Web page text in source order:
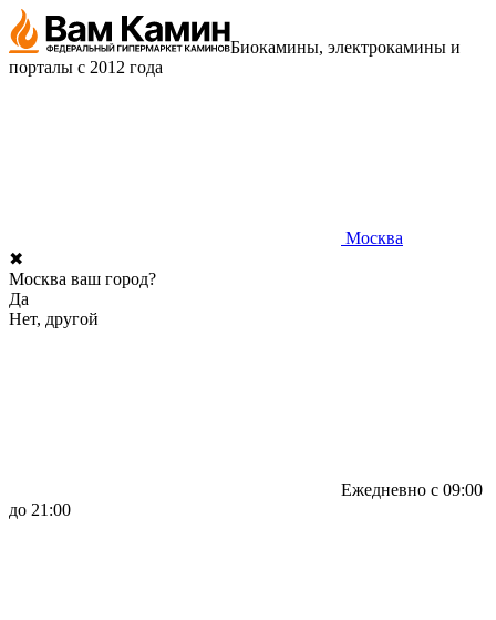
Биокамины, электрокамины и
порталы с 2012 года
Москва
✖
Москва ваш город?
Да
Нет, другой
Ежедневно с 09:00
до 21:00